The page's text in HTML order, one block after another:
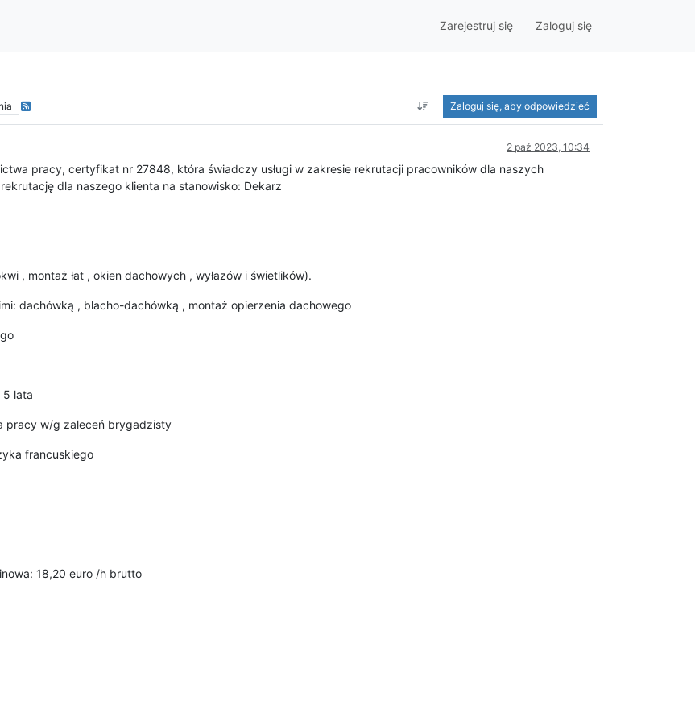
Zarejestruj się Zaloguj się
Zaloguj się, aby odpowiedzieć
2 paź 2023, 10:34
pracy, certyfikat nr 27848, która świadczy usługi w zakresie rekrutacji pracowników dla naszych
dla naszego klienta na stanowisko: Dekarz
, montaż łat , okien dachowych , wyłazów i świetlików).
dachówką , blacho-dachówką , montaż opierzenia dachowego
5 lata
pracy w/g zaleceń brygadzisty
francuskiego
18,20 euro /h brutto